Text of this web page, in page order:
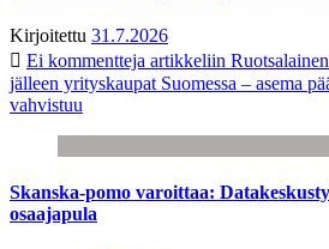
Kirjoitettu 31.7.2026
Ei kommentteja artikkeliin
jälleen yrityskaupat Suomessa – asema
vahvistuu
Skanska-pomo varoittaa:
osaajapula